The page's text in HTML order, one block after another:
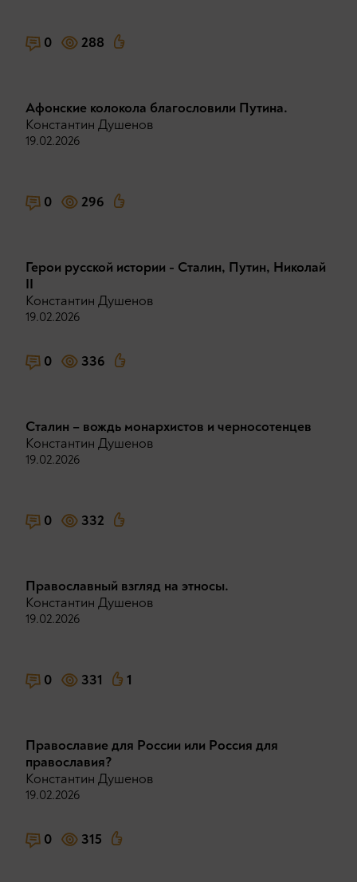
0 288
Афонские колокола благословили Путина.
Константин Душенов
19.02.2026
0 296
Герои русской истории - Сталин, Путин, Николай
II
Константин Душенов
19.02.2026
0 336
Сталин – вождь монархистов и черносотенцев
Константин Душенов
19.02.2026
0 332
Православный взгляд на этносы.
Константин Душенов
19.02.2026
0 331 1
Православие для России или Россия для
православия?
Константин Душенов
19.02.2026
0 315